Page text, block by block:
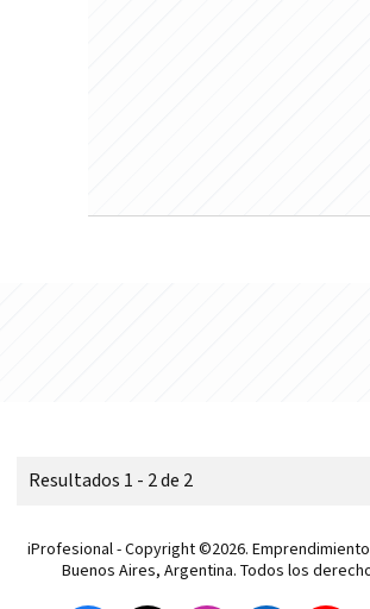
Resultados 1 - 2 de 2
iProfesional - Copyright ©2026.
Buenos Aires, Argentina. Todos los